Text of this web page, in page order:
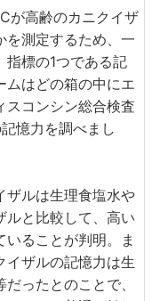
が高齢のカニクイザ
を測定するため、一
指標の1つである記
ムはどの箱の中にエ
スコンシン総合検査
憶力を調べまし
ザルは生理食塩水や
ルと比較して、高い
ることが判明。ま
イザルの記憶力は生
ったとのことで、